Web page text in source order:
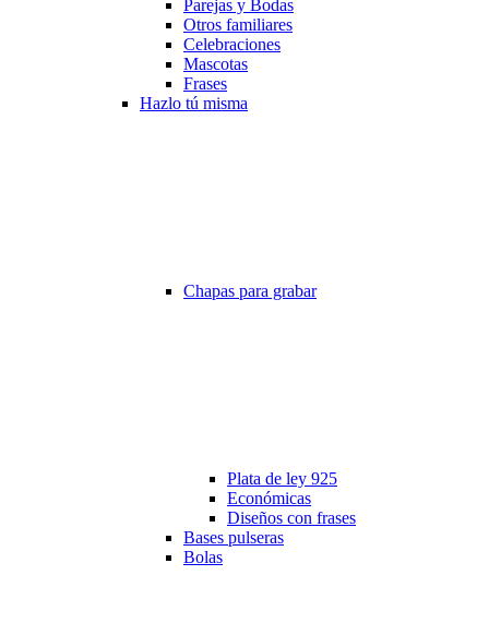
Parejas y Bodas
Otros familiares
Celebraciones
Mascotas
Frases
Hazlo tú misma
Chapas para grabar
Plata de ley 925
Económicas
Diseños con frases
Bases pulseras
Bolas